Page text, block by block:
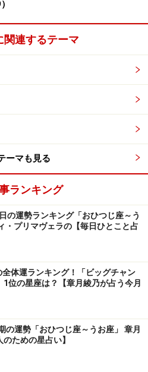
関連するテーマ
ーマも見る
ランキング
の運勢ランキング「おひつじ座～う
・プリマヴェラの【毎日ひとこと占
体運ランキング！「ビッグチャン
1位の星座は？【章月綾乃が占う今月
の運勢「おひつじ座～うお座」 章月
ための星占い】